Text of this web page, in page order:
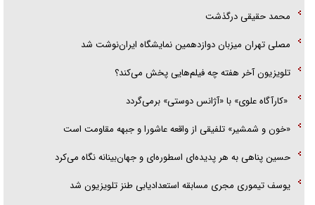
جزئیات شکنجه‌هایم فراتر از آن است که در بیان بگنجد!
گزارش «جوان» از قوانین سخت‌گیرانه ۶ قاره در برابر یورش به پاسگاه‌های
پلیس
محمد حقیقی درگذشت
مصلی تهران میزبان دوازدهمین نمایشگاه ایران‌نوشت شد
تلویزیون آخر هفته چه فیلم‌هایی پخش می‌کند؟
«کارآگاه علوی» با «آژانس دوستی» برمی‌گردد
«خون و شمشیر» تلفیقی از واقعه عاشورا و جبهه مقاومت است
حسین پناهی به هر پدیده‌ای اسطوره‌ای و جهان‌بینانه نگاه می‌کرد
یوسف تیموری مجری مسابقه استعدادیابی طنز تلویزیون شد